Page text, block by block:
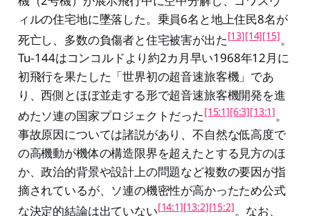
ィルの住宅地に墜落した。乗員6名と地上住民8名が
死亡し、多数の負傷者と住宅被害が出た[13][14][15]。
Tu‑144はコンコルドより約2カ月早い1968年12月に
初飛行を果たした「世界初の超音速旅客機」であ
り、西側とほぼ並走する形で超音速旅客機開発を進
めたソ連の国家プロジェクトだった[15:1][6:3][13:1]。
事故原因については諸説があり、不自然な低高度で
の高機動が機体の構造限界を超えたとする見方のほ
か、政治的背景や設計上の問題など複数の要因が指
摘されているが、ソ連の機密性が高かったため公式
な決定的結論は出ていない[14:1][13:2][15:2]。なお、